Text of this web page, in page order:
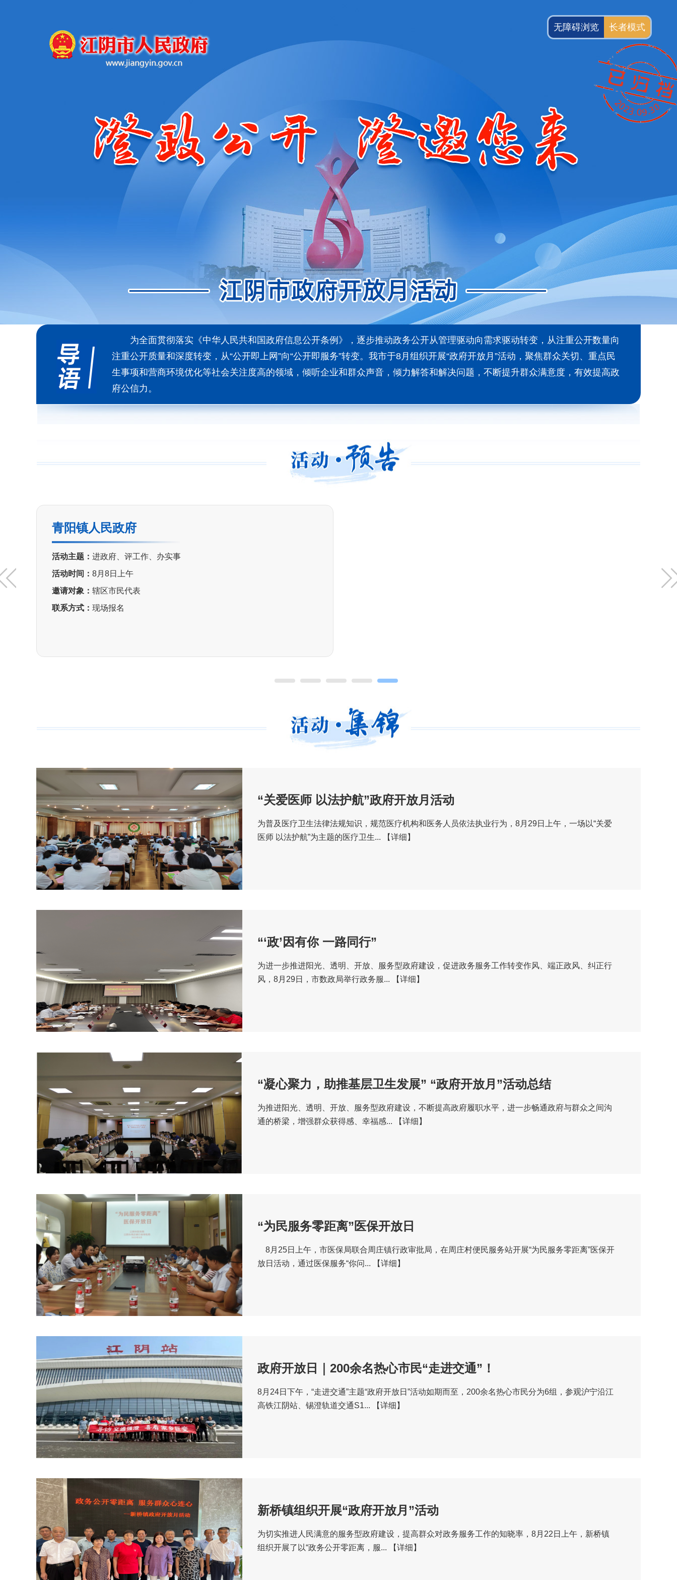
为全面贯彻落实《中华人民共和国政府信息公开条例》，逐步推动政务公开从管理驱动向需求驱动转变，从注重公开数量向
注重公开质量和深度转变，从“公开即上网”向“公开即服务”转变。我市于8月组织开展“政府开放月”活动，聚焦群众关切、重点民
生事项和营商环境优化等社会关注度高的领域，倾听企业和群众声音，倾力解答和解决问题，不断提升群众满意度，有效提高政
府公信力。
青阳镇人民政府
活动主题： 进政府、评工作、办实事
活动时间： 8月8日上午
邀请对象： 辖区市民代表
联系方式： 现场报名
“关爱医师 以法护航”政府开放月活动
为普及医疗卫生法律法规知识，规范医疗机构和医务人员依法执业行为，8月29日上午，一场以“关爱
医师 以法护航”为主题的医疗卫生...
【详细】
“‘政’因有你 一路同行”
为进一步推进阳光、透明、开放、服务型政府建设，促进政务服务工作转变作风、端正政风、纠正行
风，8月29日，市数政局举行政务服...
【详细】
“凝心聚力，助推基层卫生发展” “政府开放月”活动总结
为推进阳光、透明、开放、服务型政府建设，不断提高政府履职水平，进一步畅通政府与群众之间沟
通的桥梁，增强群众获得感、幸福感...
【详细】
“为民服务零距离”医保开放日
8月25日上午，市医保局联合周庄镇行政审批局，在周庄村便民服务站开展“为民服务零距离”医保开
放日活动，通过医保服务“你问...
【详细】
政府开放日｜200余名热心市民“走进交通”！
8月24日下午，“走进交通”主题“政府开放日”活动如期而至，200余名热心市民分为6组，参观沪宁沿江
高铁江阴站、锡澄轨道交通S1...
【详细】
新桥镇组织开展“政府开放月”活动
为切实推进人民满意的服务型政府建设，提高群众对政务服务工作的知晓率，8月22日上午，新桥镇
组织开展了以“政务公开零距离，服...
【详细】
无障碍浏览 长者模式